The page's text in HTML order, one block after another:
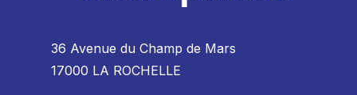
36 Avenue du Champ de Mars
17000 LA ROCHELLE